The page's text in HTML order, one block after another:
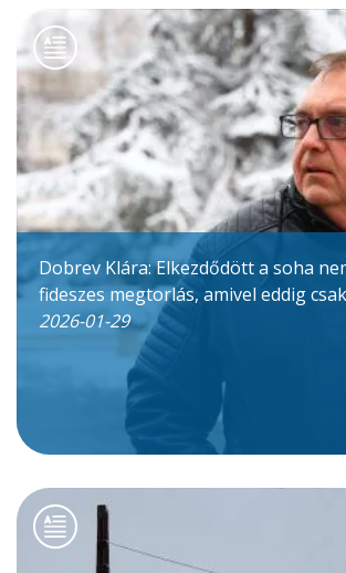
Dobrev Klára: Elkezdődött a soha
fideszes megtorlás, amivel eddig
2026-01-29